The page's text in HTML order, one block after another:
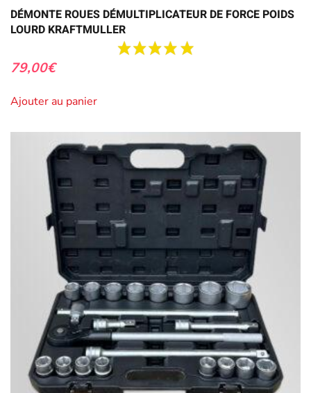
DÉMONTE ROUES DÉMULTIPLICATEUR DE FORCE POIDS
LOURD KRAFTMULLER
79,00€
Ajouter au panier